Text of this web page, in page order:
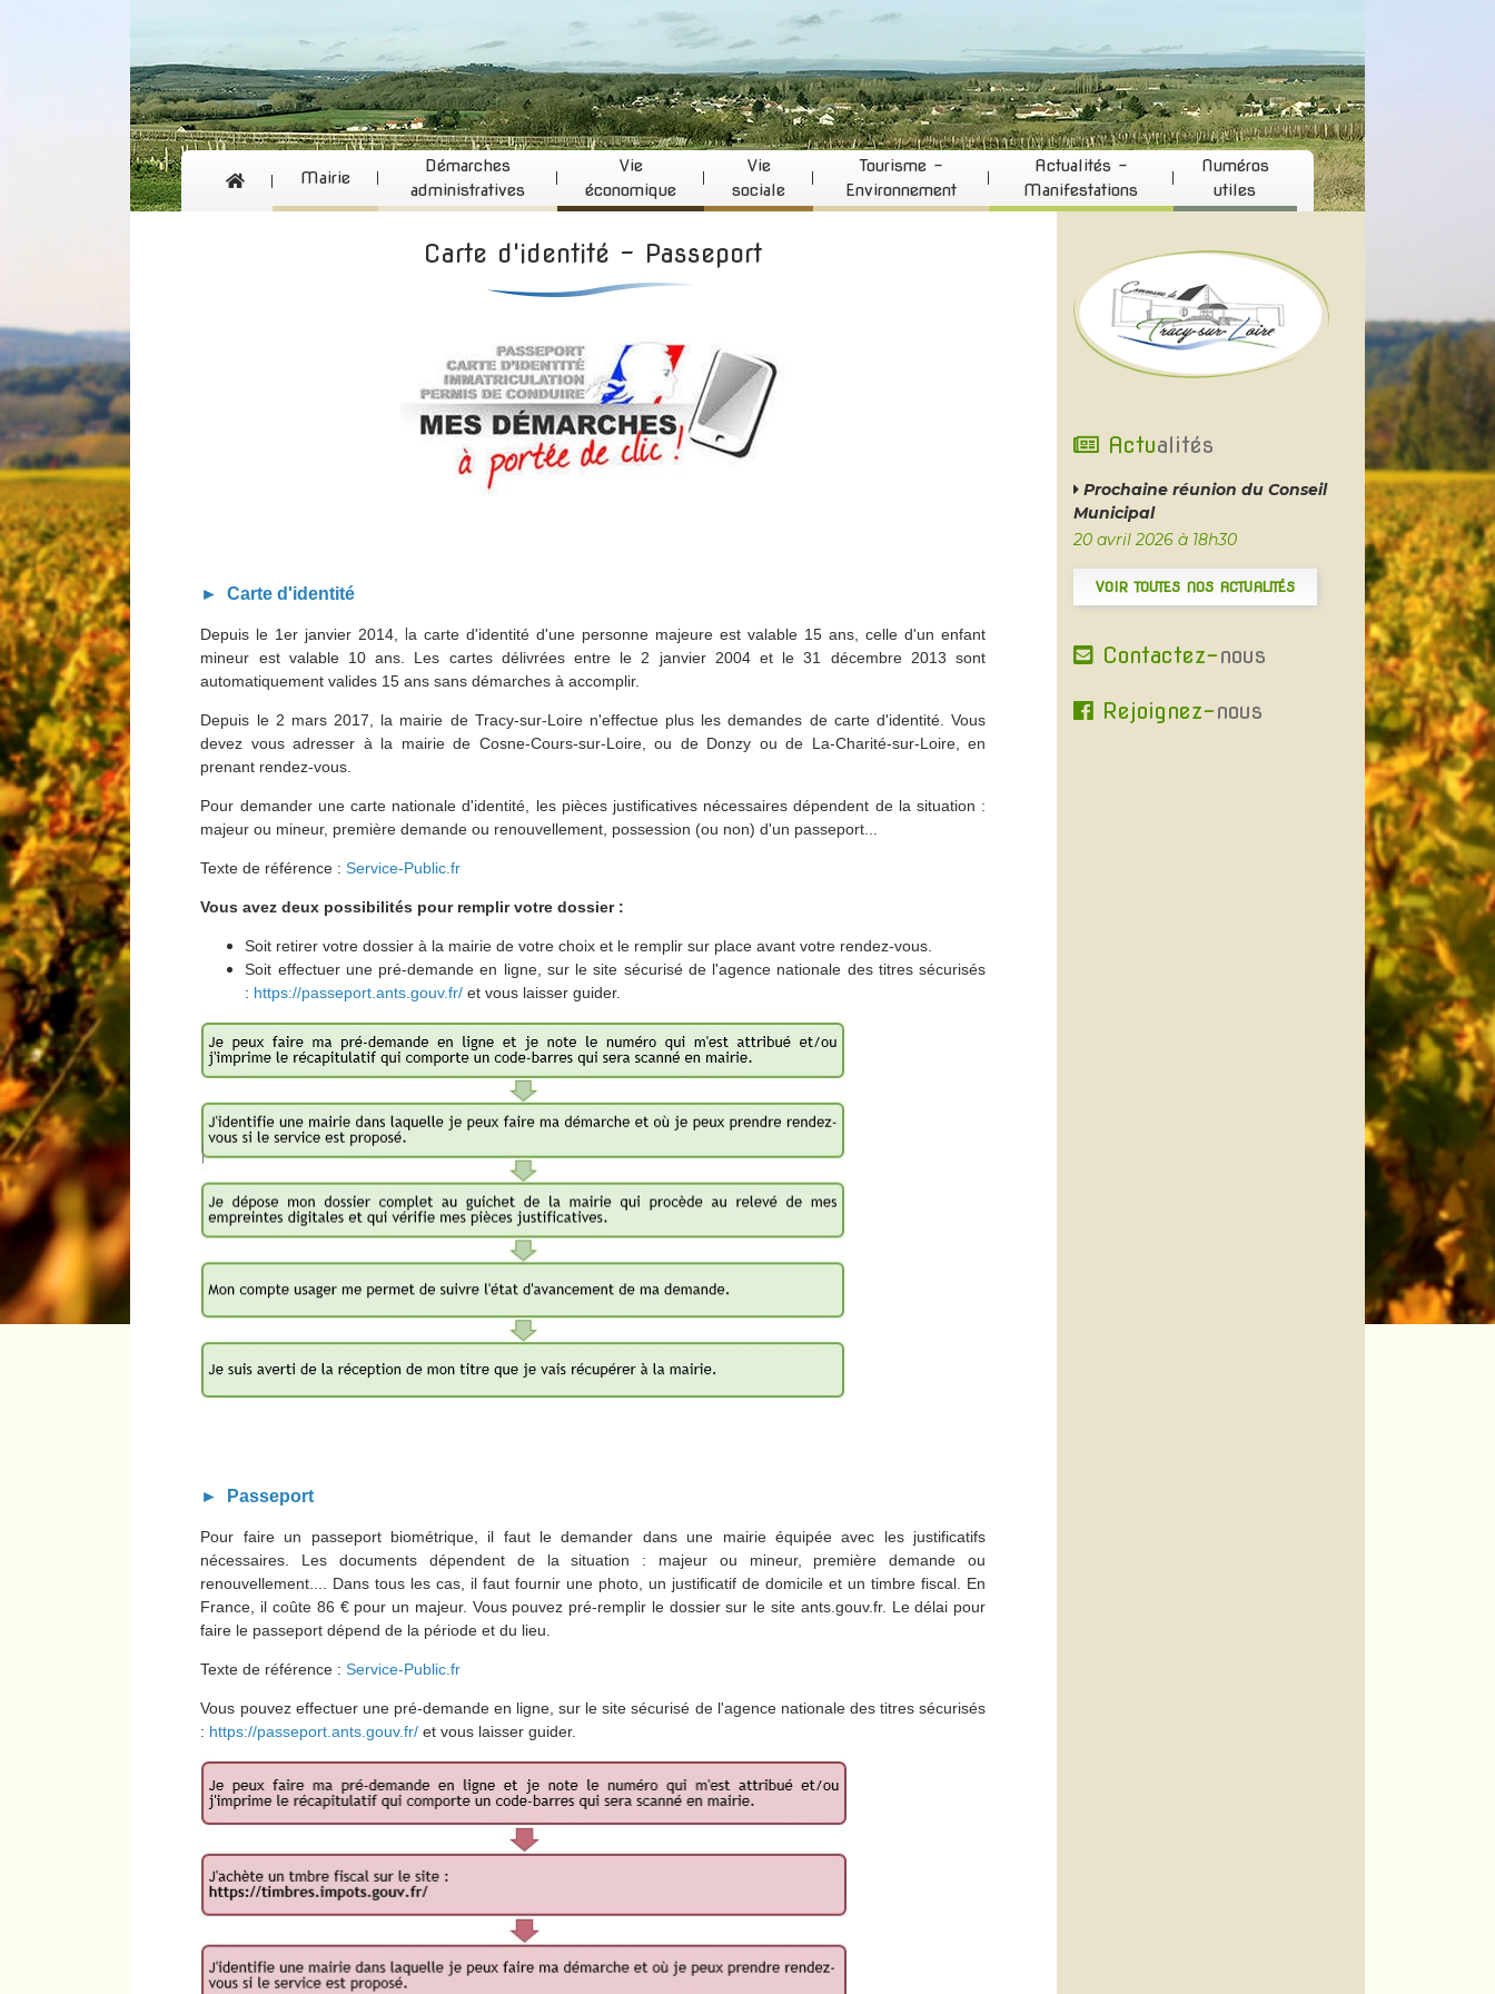
Mairie
Démarches
administratives
Vie
économique
Vie
sociale
Tourisme -
Environnement
Actualités -
Manifestations
Numéros
utiles
Carte d'identité - Passeport
► Carte d'identité
Depuis le 1er janvier 2014, la carte d'identité d'une personne majeure est valable 15 ans, celle d'un enfant
mineur est valable 10 ans. Les cartes délivrées entre le 2 janvier 2004 et le 31 décembre 2013 sont
automatiquement valides 15 ans sans démarches à accomplir.
Depuis le 2 mars 2017, la mairie de Tracy-sur-Loire n'effectue plus les demandes de carte d'identité. Vous
devez vous adresser à la mairie de Cosne-Cours-sur-Loire, ou de Donzy ou de La-Charité-sur-Loire, en
prenant rendez-vous.
Pour demander une carte nationale d'identité, les pièces justificatives nécessaires dépendent de la situation :
majeur ou mineur, première demande ou renouvellement, possession (ou non) d'un passeport...
Texte de référence :Service-Public.fr
Vous avez deux possibilités pour remplir votre dossier :
Soit retirer votre dossier à la mairie de votre choix et le remplir sur place avant votre rendez-vous.
Soit effectuer une pré-demande en ligne, sur le site sécurisé de l'agence nationale des titres sécurisés
: https://passeport.ants.gouv.fr/ et vous laisser guider.
► Passeport
Pour faire un passeport biométrique, il faut le demander dans une mairie équipée avec les justificatifs
nécessaires. Les documents dépendent de la situation : majeur ou mineur, première demande ou
renouvellement.... Dans tous les cas, il faut fournir une photo, un justificatif de domicile et un timbre fiscal. En
France, il coûte 86 € pour un majeur. Vous pouvez pré-remplir le dossier sur le site ants.gouv.fr. Le délai pour
faire le passeport dépend de la période et du lieu.
Texte de référence :Service-Public.fr
Vous pouvez effectuer une pré-demande en ligne, sur le site sécurisé de l'agence nationale des titres sécurisés
: https://passeport.ants.gouv.fr/ et vous laisser guider.
Actualités
Prochaine réunion du Conseil
Municipal
20 avril 2026 à 18h30
VOIR TOUTES NOS ACTUALITÉS
Contactez-nous
Rejoignez-nous